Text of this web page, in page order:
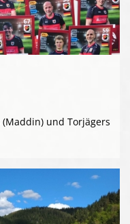
und Torjägers